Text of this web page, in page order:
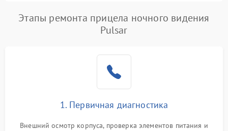
Этапы ремонта прицела ночного видения
Pulsar
1. Первичная диагностика
Внешний осмотр корпуса, проверка элементов питания и